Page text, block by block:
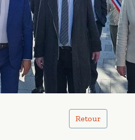
Retour